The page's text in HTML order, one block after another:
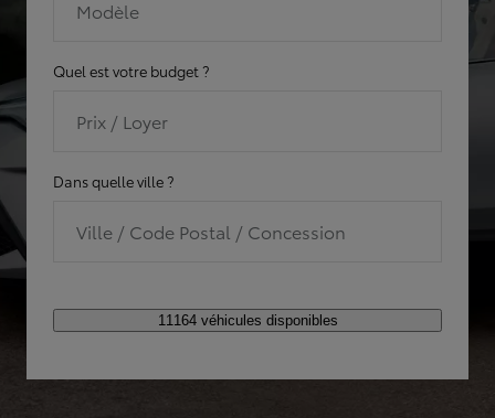
Modèle
Quel est votre budget ?
Prix / Loyer
Dans quelle ville ?
Ville / Code Postal / Concession
11164 véhicules disponibles